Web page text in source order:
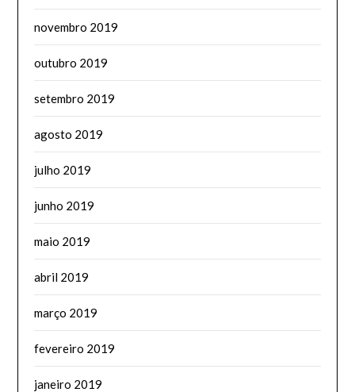
novembro 2019
outubro 2019
setembro 2019
agosto 2019
julho 2019
junho 2019
maio 2019
abril 2019
março 2019
fevereiro 2019
janeiro 2019